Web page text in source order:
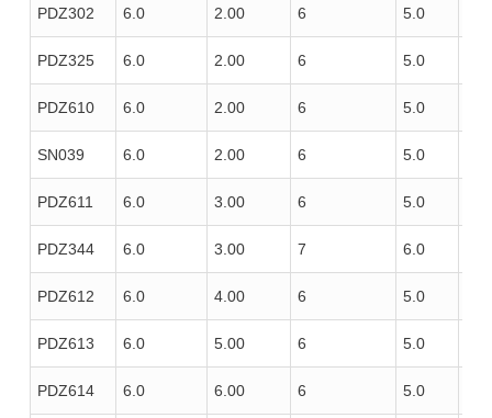
PDZ302 6.0 2.00 6 5.0
PDZ325 6.0 2.00 6 5.0
PDZ610 6.0 2.00 6 5.0
SN039 6.0 2.00 6 5.0
PDZ611 6.0 3.00 6 5.0
PDZ344 6.0 3.00 7 6.0
PDZ612 6.0 4.00 6 5.0
PDZ613 6.0 5.00 6 5.0
PDZ614 6.0 6.00 6 5.0